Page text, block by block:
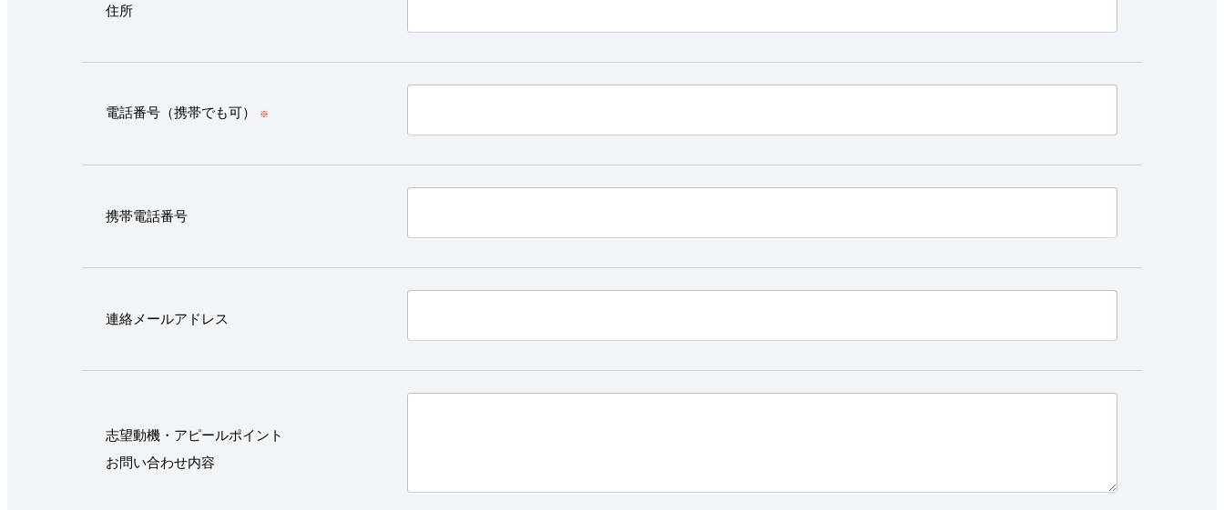
住所
電話番号（携帯でも可） ※
携帯電話番号
連絡メールアドレス
志望動機・アピールポイント
お問い合わせ内容